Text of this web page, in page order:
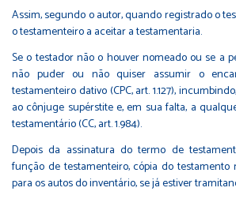
Assim, segundo o autor, quando registrado o
o testamenteiro a aceitar a testamentaria.
Se o testador não o houver nomeado ou se a
não puder ou não quiser assumir o
testamenteiro dativo (CPC, art. 1.127),
ao cônjuge supérstite e, em sua falta, a
testamentário (CC, art. 1.984).
Depois da assinatura do termo de
função de testamenteiro, cópia do testamento
para os autos do inventário, se já estiver